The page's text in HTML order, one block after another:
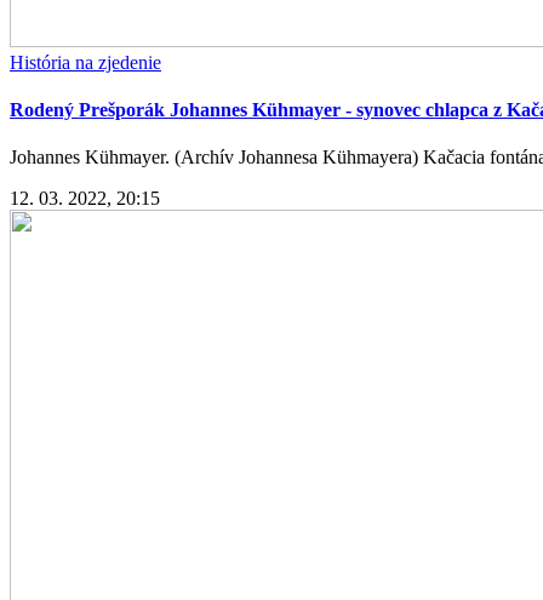
História na zjedenie
Rodený Prešporák Johannes Kühmayer - synovec chlapca z
Johannes Kühmayer. (Archív Johannesa Kühmayera) Kačacia
12. 03. 2022, 20:15